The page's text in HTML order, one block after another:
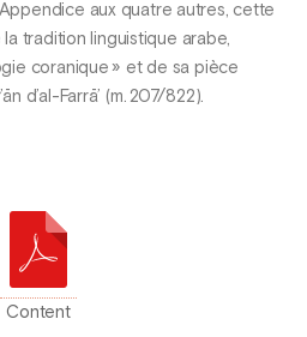
aux quatre autres, cette
tradition linguistique arabe,
coranique » et de sa pièce
d’al-Farrā’ (m. 207/822).
Content